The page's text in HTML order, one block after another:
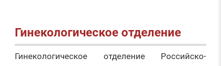
Гинекологическое отделение
Гинекологическое отделение Российско-